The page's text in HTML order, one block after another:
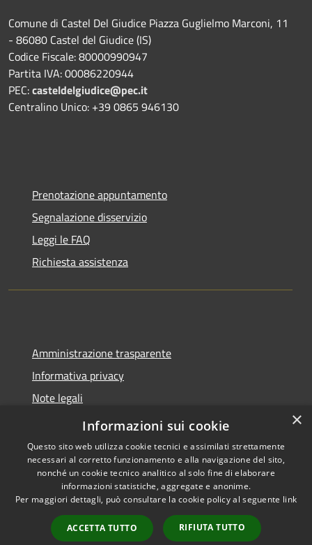
Comune di Castel Del Giudice Piazza Guglielmo Marconi, 11
- 86080 Castel del Giudice (IS)
Codice Fiscale: 80000990947
Partita IVA: 00086220944
PEC:casteldelgiudice@pec.it
Centralino Unico: +39 0865 946130
Prenotazione appuntamento
Segnalazione disservizio
Leggi le FAQ
Richiesta assistenza
Amministrazione trasparente
Informativa privacy
Note legali
Dichiarazione di accessibilità
Accessibilità
Copyright © 2026 • Comune di
Castel del Giudice • Powered by
Municipium•
Accesso
redazione
×
Informazioni sui cookie
Questo sito web utilizza cookie tecnici e assimilati strettamente
necessari al corretto funzionamento e alla navigazione del sito,
nonché un cookie tecnico analitico al solo fine di elaborare
informazioni statistiche, aggregate e anonime.
Per maggiori dettagli, può consultare la cookie policy al seguente link
ACCETTA TUTTO RIFIUTA TUTTO